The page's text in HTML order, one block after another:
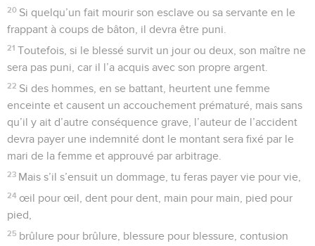
20 Si quelqu’un fait mourir son esclave ou sa servante en le
frappant à coups de bâton, il devra être puni.
21 Toutefois, si le blessé survit un jour ou deux, son maître ne
sera pas puni, car il l’a acquis avec son propre argent.
22 Si des hommes, en se battant, heurtent une femme
enceinte et causent un accouchement prématuré, mais sans
qu’il y ait d’autre conséquence grave, l’auteur de l’accident
devra payer une indemnité dont le montant sera fixé par le
mari de la femme et approuvé par arbitrage.
23 Mais s’il s’ensuit un dommage, tu feras payer vie pour vie,
24 œil pour œil, dent pour dent, main pour main, pied pour
pied,
25 brûlure pour brûlure, blessure pour blessure, contusion